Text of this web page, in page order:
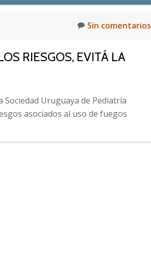
Sin comentarios
RIESGOS, EVITÁ LA
Sociedad Uruguaya de Pediatría
asociados al uso de fuegos